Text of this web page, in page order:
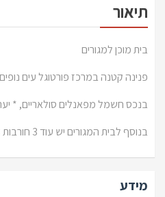
תיאור
בית מוכן למגורים
פנינה קטנה במרכז פורטוגל עים
בנכס חשמל מפאנלים סולאריים, *
בנוסף לבית המגורים יש עוד 3 חורבות לשיפוץ.
מידע